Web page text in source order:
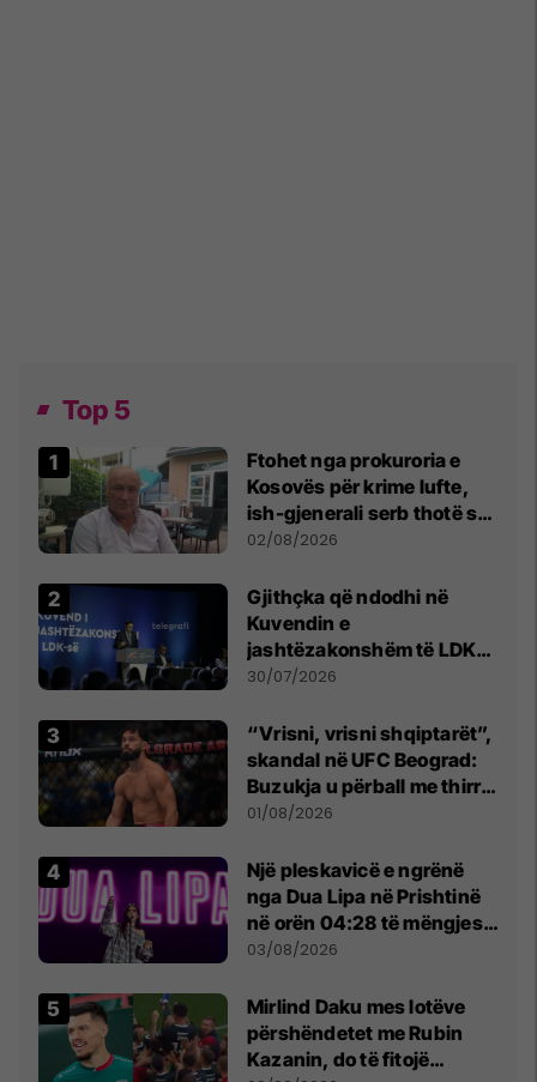
Top 5
Ftohet nga prokuroria e
Kosovës për krime lufte,
ish-gjenerali serb thotë se
dikush e tradhtoi në
02/08/2026
Gjithçka që ndodhi në
Kuvendin e
jashtëzakonshëm të LDK-
së
30/07/2026
“Vrisni, vrisni shqiptarët”,
skandal në UFC Beograd:
Buzukja u përball me thirrje
anti-shqiptare nga
01/08/2026
Një pleskavicë e ngrënë
nga Dua Lipa në Prishtinë
në orën 04:28 të mëngjesit
- dhe bota digjitale serbe
03/08/2026
Mirlind Daku mes lotëve
përshëndetet me Rubin
Kazanin, do të fitojë